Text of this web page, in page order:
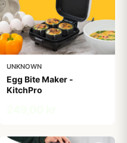
UNKNOWN
Egg Bite Maker -
KitchPro